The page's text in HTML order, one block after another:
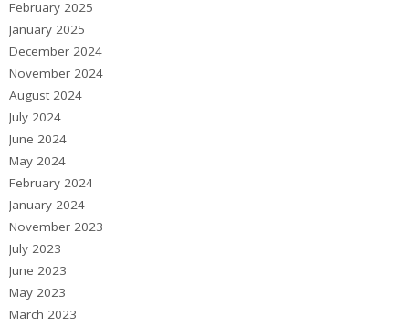
February 2025
January 2025
December 2024
November 2024
August 2024
July 2024
June 2024
May 2024
February 2024
January 2024
November 2023
July 2023
June 2023
May 2023
March 2023